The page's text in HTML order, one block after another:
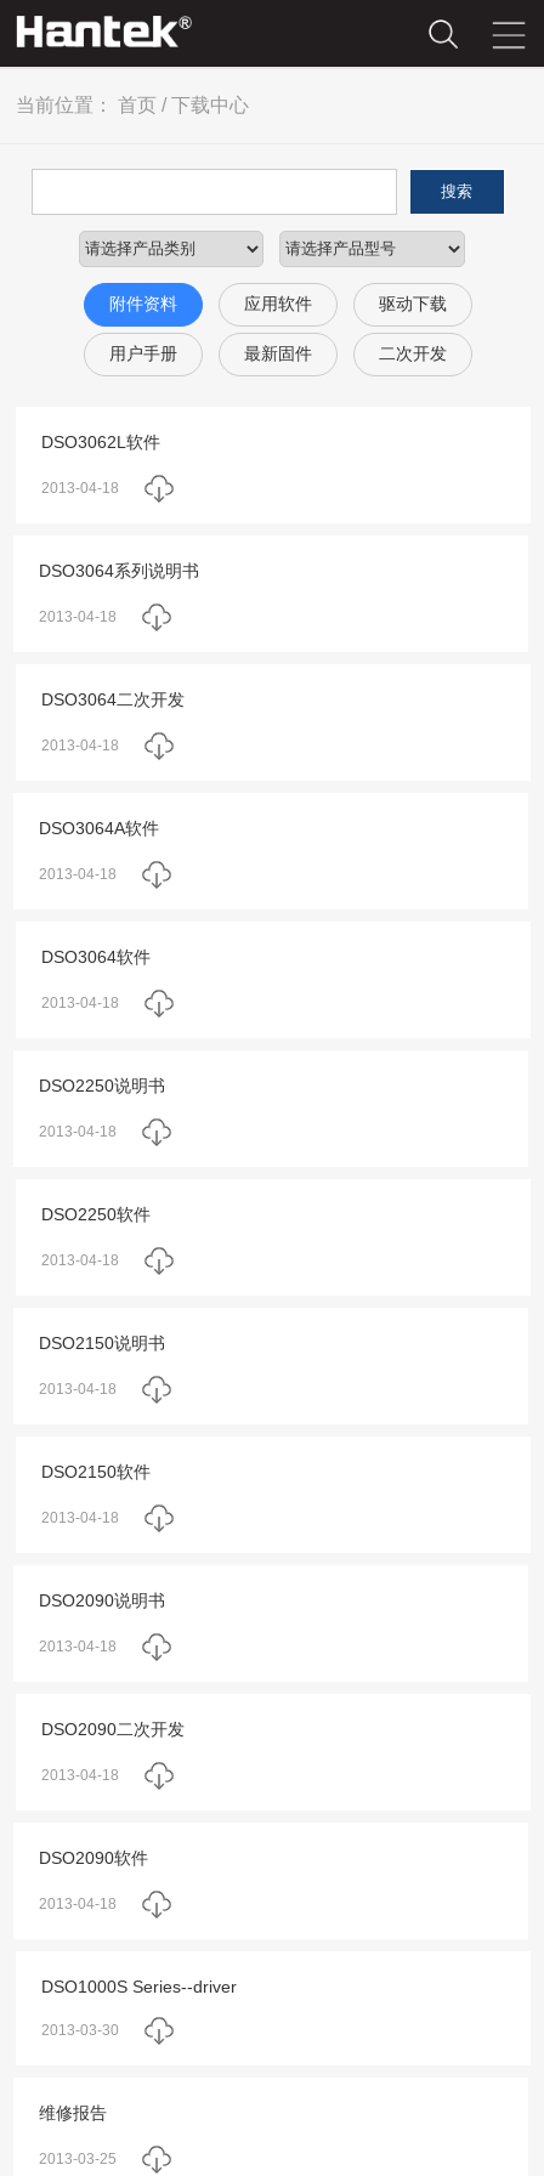
当前位置： 首页 /下载中心
搜索
附件资料 应用软件 驱动下载
用户手册 最新固件 二次开发
DSO3062L软件
2013-04-18
DSO3064系列说明书
2013-04-18
DSO3064二次开发
2013-04-18
DSO3064A软件
2013-04-18
DSO3064软件
2013-04-18
DSO2250说明书
2013-04-18
DSO2250软件
2013-04-18
DSO2150说明书
2013-04-18
DSO2150软件
2013-04-18
DSO2090说明书
2013-04-18
DSO2090二次开发
2013-04-18
DSO2090软件
2013-04-18
DSO1000S Series--driver
2013-03-30
维修报告
2013-03-25